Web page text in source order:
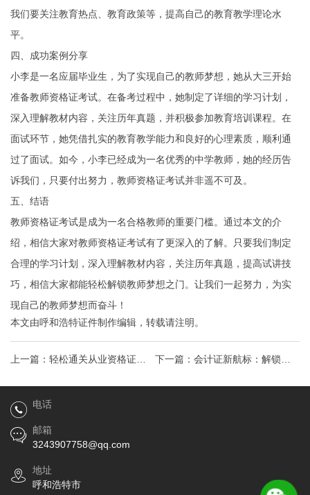
我们要关注教育热点、教育政策等，提高自己的教育教学理论水
平。
四、成功案例分享
小李是一名应届毕业生，为了实现自己的教师梦想，她从大三开始
准备教师资格证考试。在备考过程中，她制定了详细的学习计划，
深入理解教材内容，关注历年真题，并积极参加教育培训课程。在
面试环节，她凭借扎实的教育教学能力和良好的心理素质，顺利通
过了面试。如今，小李已经成为一名优秀的中学教师，她的经历告
诉我们，只要付出努力，教师资格证考试并非遥不可及。
五、结语
教师资格证考试是成为一名合格教师的重要门槛。通过本文的介
绍，相信大家对教师资格证考试有了更深入的了解。只要我们制定
合理的学习计划，深入理解教材内容，关注历年真题，提高试讲技
巧，相信大家都能轻松解锁教师梦想之门。让我们一起努力，为实
现自己的教师梦想而奋斗！
本文由呼和浩特证件制作编辑，转载请注明。
上一篇： 轻松通关从业资格证： 下一篇： 会计证新航标：解锁财
电话
邮箱
3243907758@qq.com
地址
呼和浩特市